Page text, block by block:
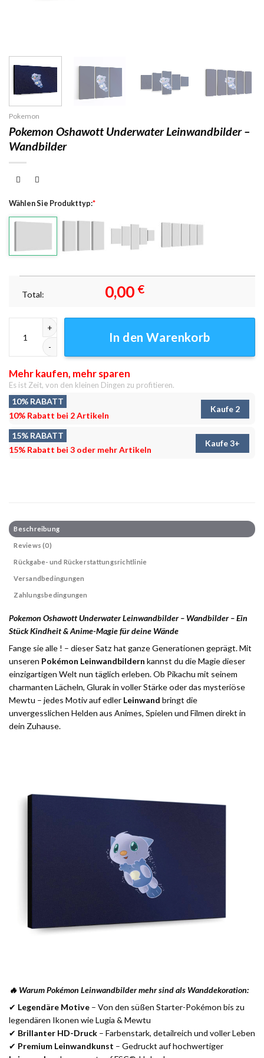
Pokemon
Pokemon Oshawott Underwater Leinwandbilder –
Wandbilder
Wählen Sie Produkttyp:*
Total: 0,00 €
In den Warenkorb
Mehr kaufen, mehr sparen
Es ist Zeit, von den kleinen Dingen zu profitieren.
10% RABATT
10% Rabatt bei 2 Artikeln
Kaufe 2
15% RABATT
15% Rabatt bei 3 oder mehr Artikeln
Kaufe 3+
Beschreibung
Reviews (0)
Rückgabe- und Rückerstattungsrichtlinie
Versandbedingungen
Zahlungsbedingungen
Pokemon Oshawott Underwater Leinwandbilder – Wandbilder – Ein
Stück Kindheit & Anime-Magie für deine Wände
Fange sie alle ! – dieser Satz hat ganze Generationen geprägt. Mit
unseren Pokémon Leinwandbildern kannst du die Magie dieser
einzigartigen Welt nun täglich erleben. Ob Pikachu mit seinem
charmanten Lächeln, Glurak in voller Stärke oder das mysteriöse
Mewtu – jedes Motiv auf edler Leinwand bringt die
unvergesslichen Helden aus Animes, Spielen und Filmen direkt in
dein Zuhause.
🔥 Warum Pokémon Leinwandbilder mehr sind als Wanddekoration:
✔ Legendäre Motive – Von den süßen Starter-Pokémon bis zu
legendären Ikonen wie Lugia & Mewtu
✔ Brillanter HD-Druck – Farbenstark, detailreich und voller Leben
✔ Premium Leinwandkunst – Gedruckt auf hochwertiger